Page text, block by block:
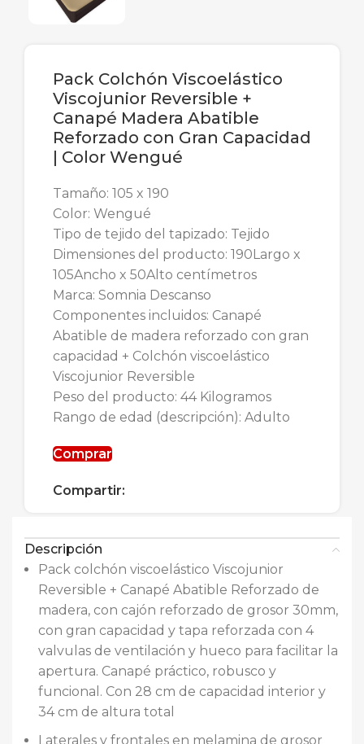
Pack Colchón Viscoelástico
Viscojunior Reversible +
Canapé Madera Abatible
Reforzado con Gran Capacidad
| Color Wengué
Tamaño: 105 x 190
Color: Wengué
Tipo de tejido del tapizado: Tejido
Dimensiones del producto: 190Largo x
105Ancho x 50Alto centímetros
Marca: Somnia Descanso
Componentes incluidos: Canapé
Abatible de madera reforzado con gran
capacidad + Colchón viscoelástico
Viscojunior Reversible
Peso del producto: 44 Kilogramos
Rango de edad (descripción): Adulto
Comprar
Compartir:
Descripción
Pack colchón viscoelástico Viscojunior
Reversible + Canapé Abatible Reforzado de
madera, con cajón reforzado de grosor 30mm,
con gran capacidad y tapa reforzada con 4
valvulas de ventilación y hueco para facilitar la
apertura. Canapé práctico, robusco y
funcional. Con 28 cm de capacidad interior y
34 cm de altura total
Laterales y frontales en melamina de grosor